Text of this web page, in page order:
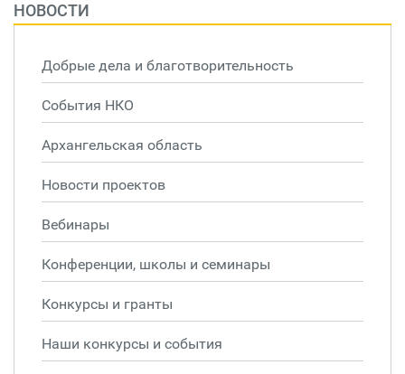
НОВОСТИ
Добрые дела и благотворительность
События НКО
Архангельская область
Новости проектов
Вебинары
Конференции, школы и семинары
Конкурсы и гранты
Наши конкурсы и события